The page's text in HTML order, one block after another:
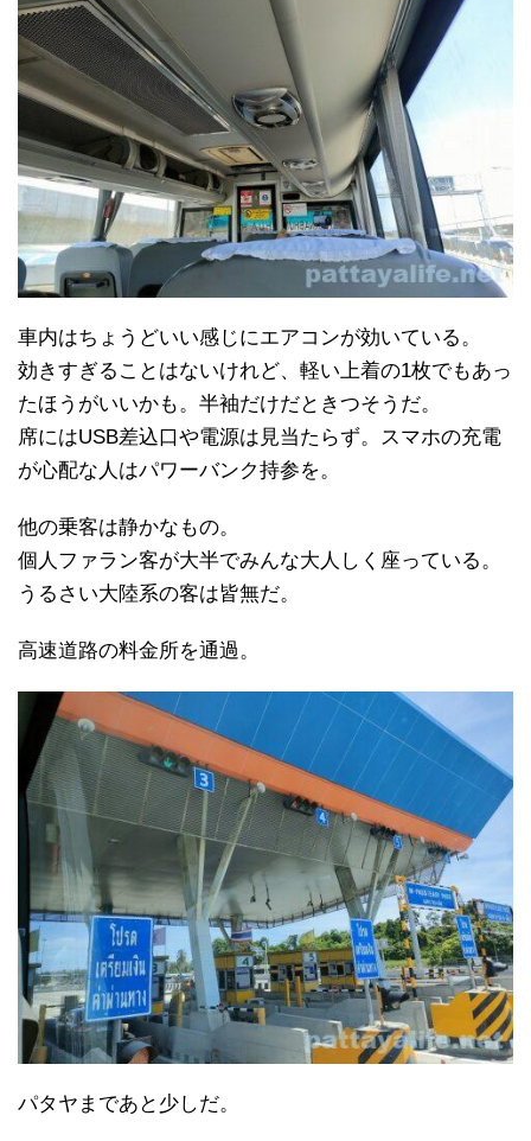
車内はちょうどいい感じにエアコンが効いている。
効きすぎることはないけれど、軽い上着の1枚でもあっ
たほうがいいかも。半袖だけだときつそうだ。
席にはUSB差込口や電源は見当たらず。スマホの充電
が心配な人はパワーバンク持参を。
他の乗客は静かなもの。
個人ファラン客が大半でみんな大人しく座っている。
うるさい大陸系の客は皆無だ。
高速道路の料金所を通過。
パタヤまであと少しだ。